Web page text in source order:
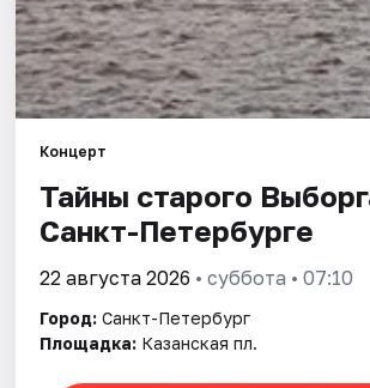
Концерт
Тайны старого
Санкт-Петербурге
22 августа 2026 • суббота • 07:10
Город: Санкт-Петербург
Площадка: Казанская пл.